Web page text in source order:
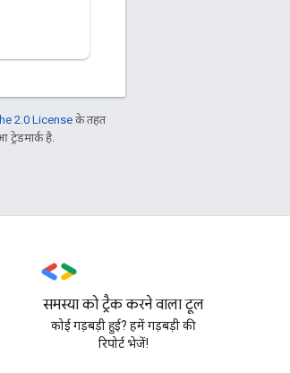
2.0 Licenseके तहत
है.
समस्या को ट्रैक करने वाला टूल
कोई गड़बड़ी हुई? हमें गड़बड़ी की
रिपोर्ट भेजें!